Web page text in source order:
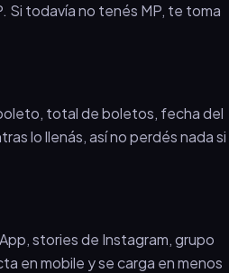
Si todavía no tenés MP, te toma
total de boletos, fecha del
lo llenás, así no perdés nada si
stories de Instagram, grupo
en mobile y se carga en menos